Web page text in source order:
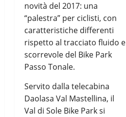
novità del 2017: una
“palestra” per ciclisti, con
caratteristiche differenti
rispetto al tracciato fluido e
scorrevole del Bike Park
Passo Tonale.
Servito dalla telecabina
Daolasa Val Mastellina, il
Val di Sole Bike Park si